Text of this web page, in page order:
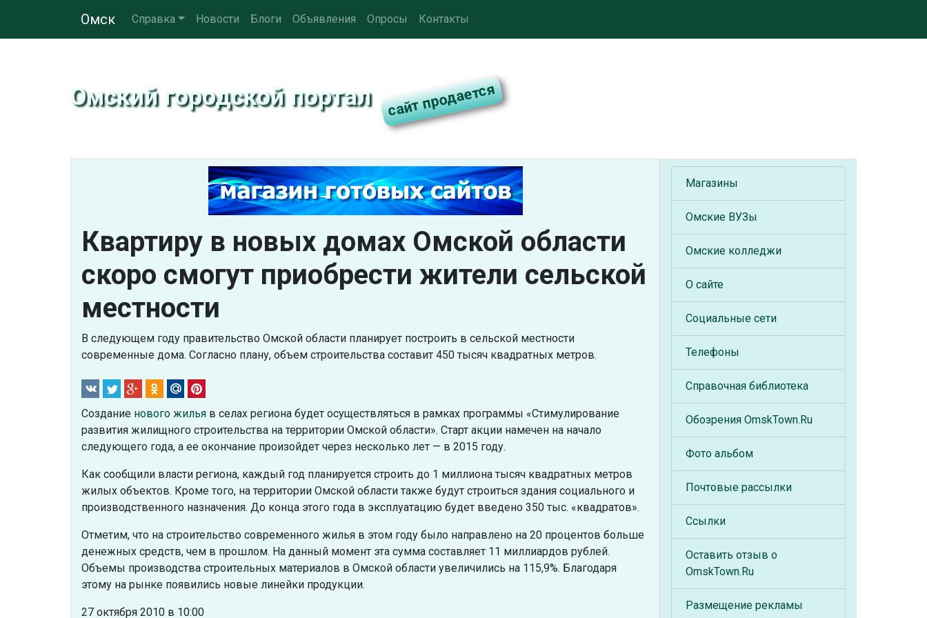
Омск Справка Новости Блоги Объявления Опросы Контакты
Омский городской портал
Квартиру в новых домах Омской области
скоро смогут приобрести жители сельской
местности
В следующем году правительство Омской области планирует построить в сельской местности
современные дома. Согласно плану, объем строительства составит 450 тысяч квадратных метров.
Создание нового жилья в селах региона будет осуществляться в рамках программы «Стимулирование
развития жилищного строительства на территории Омской области». Старт акции намечен на начало
следующего года, а ее окончание произойдет через несколько лет — в 2015 году.
Как сообщили власти региона, каждый год планируется строить до 1 миллиона тысяч квадратных метров
жилых объектов. Кроме того, на территории Омской области также будут строиться здания социального и
производственного назначения. До конца этого года в эксплуатацию будет введено 350 тыс. «квадратов».
Отметим, что на строительство современного жилья в этом году было направлено на 20 процентов больше
денежных средств, чем в прошлом. На данный момент эта сумма составляет 11 миллиардов рублей.
Объемы производства строительных материалов в Омской области увеличились на 115,9%. Благодаря
этому на рынке появились новые линейки продукции.
27 октября 2010 в 10:00
Магазины
Омские ВУЗы
Омские колледжи
О сайте
Социальные сети
Телефоны
Справочная библиотека
Обозрения OmskTown.Ru
Фото альбом
Почтовые рассылки
Ссылки
Оставить отзыв о
OmskTown.Ru
Размещение рекламы